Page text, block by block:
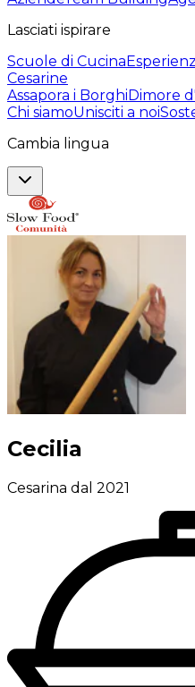
Lasciati ispirare
Scuole di Cucina
Cesarine
Assapora i BorghiDimore
Chi siamoUnisciti a noi
Cambia lingua
Cecilia
Cesarina dal 2021